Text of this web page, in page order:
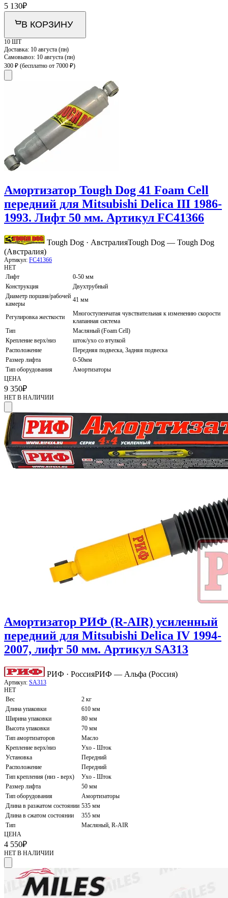
5 130₽
В КОРЗИНУ
10 ШТ
Доставка: 10 августа (пн)
Самовывоз: 10 августа (пн)
300 ₽ (бесплатно от 7000 ₽)
Амортизатор Tough Dog 41 Foam Cell
передний для Mitsubishi Delica III 1986-
1993. Лифт 50 мм. Артикул FC41366
Tough Dog · АвстралияTough Dog — Tough Dog
(Австралия)
Артикул: FC41366
НЕТ
Лифт
0-50 мм
Конструкция
Двухтрубный
Диаметр поршня/рабочей
камеры
41 мм
Регулировка жесткости
Многоступенчатая чувствительная к изменению скорости
клапанная система
Тип
Масляный (Foam Cell)
Крепление верх/низ
шток/ухо со втулкой
Расположение
Передняя подвеска, Задняя подвеска
Размер лифта
0-50мм
Тип оборудования
Амортизаторы
ЦЕНА
9 350₽
НЕТ В НАЛИЧИИ
Амортизатор РИФ (R-AIR) усиленный
передний для Mitsubishi Delica IV 1994-
2007, лифт 50 мм. Артикул SA313
РИФ · РоссияРИФ — Альфа (Россия)
Артикул: SA313
НЕТ
Вес
2 кг
Длина упаковки
610 мм
Ширина упаковки
80 мм
Высота упаковки
70 мм
Тип амортизаторов
Масло
Крепление верх/низ
Ухо - Шток
Установка
Передний
Расположение
Передний
Тип крепления (низ - верх)
Ухо - Шток
Размер лифта
50 мм
Тип оборудования
Амортизаторы
Длина в разжатом состоянии 535 мм
Длина в сжатом состоянии
355 мм
Тип
Масляный, R-AIR
ЦЕНА
4 550₽
НЕТ В НАЛИЧИИ